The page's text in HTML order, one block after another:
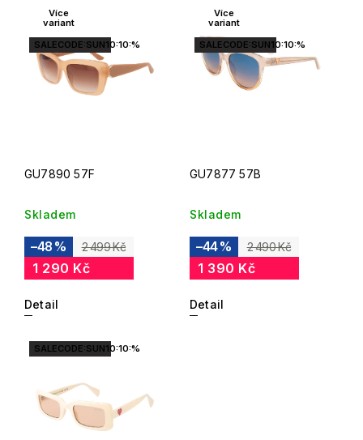
Nejdražší
Nejprodávanější
Abecedně
Více
variant
SALECODE:SUN10:10:%
GU7890 57F
Skladem
2 499 Kč
–48 %
1 290 Kč
Detail
Více
variant
SALECODE:SUN10:10:%
GU7877 57B
Skladem
2 490 Kč
–44 %
1 390 Kč
Detail
SALECODE:SUN10:10:%